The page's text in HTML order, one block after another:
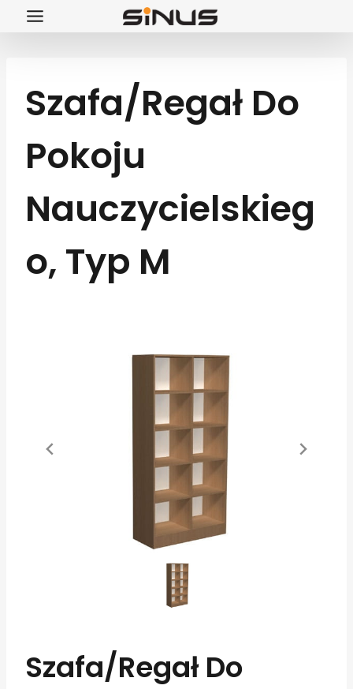
Przejdź
Szafa/regał Do
Pokoju
Nauczycielskieg
O, Typ M
Szafa/regał Do